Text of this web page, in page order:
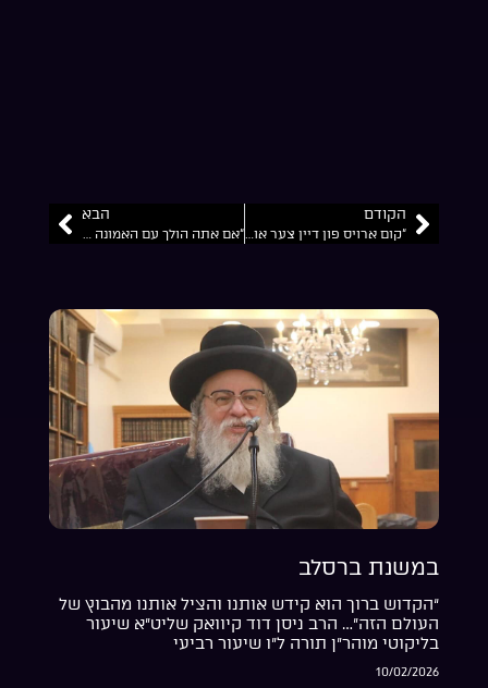
הקודם
“קום ארויס פון דיין צער און דיין עצבות”… הרב ניסן דוד קיוואק שליט”א השיעור נמסר זאת חנוכה התשפ”ו א שיעור אין יידיש
הבא
“אם אתה הולך עם האמונה אז כל הצרות והבעיות שלך נופלים”… הרב ניסן דוד קיוואק שליט”א ליקוטי מוהר”ן תורה ל”ו שיעור מספר 01
במשנת ברסלב
“הקדוש ברוך הוא קידש אותנו והציל אותנו מהבוץ של
העולם הזה”… הרב ניסן דוד קיוואק שליט”א שיעור
בליקוטי מוהר”ן תורה ל”ו שיעור רביעי
10/02/2026